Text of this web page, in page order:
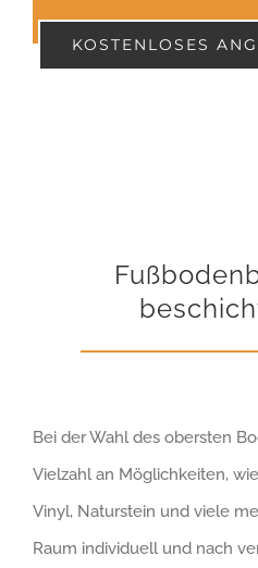
KOSTENLOSES
Bei der Wahl des obersten
Vielzahl an Möglichkeiten,
Vinyl, Naturstein und viele
Raum individuell und nach